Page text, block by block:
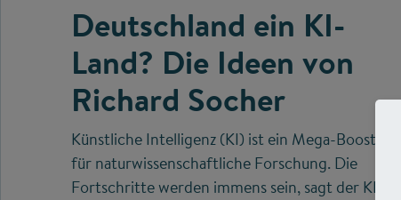
Deutschland ein KI-
Land? Die Ideen von
Richard Socher
Künstliche Intelligenz (KI) ist ein Mega-Booster
für naturwissenschaftliche Forschung. Die
Fortschritte werden immens sein, sagt der KI-